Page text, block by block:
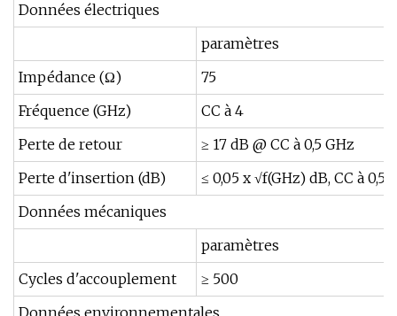
Données électriques
paramètres
Impédance (Ω)
75
Fréquence (GHz)
CC à 4
Perte de retour
≥ 17 dB @ CC à 0,5 GHz
Perte d'insertion (dB)
≤ 0,05 x √f(GHz) dB, CC à 0,5
Données mécaniques
paramètres
Cycles d'accouplement
≥ 500
Données environnementales